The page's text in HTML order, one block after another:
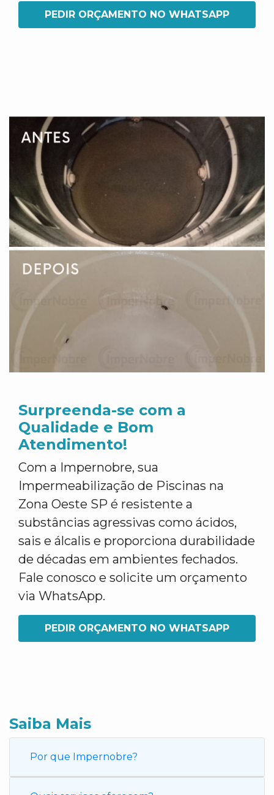
PEDIR ORÇAMENTO NO WHATSAPP
Surpreenda-se com a
Qualidade e Bom
Atendimento!
Com a Impernobre, sua
Impermeabilização de Piscinas na
Zona Oeste SP é resistente a
substâncias agressivas como ácidos,
sais e álcalis e proporciona durabilidade
de décadas em ambientes fechados.
Fale conosco e solicite um orçamento
via WhatsApp.
PEDIR ORÇAMENTO NO WHATSAPP
Saiba Mais
Por que Impernobre?